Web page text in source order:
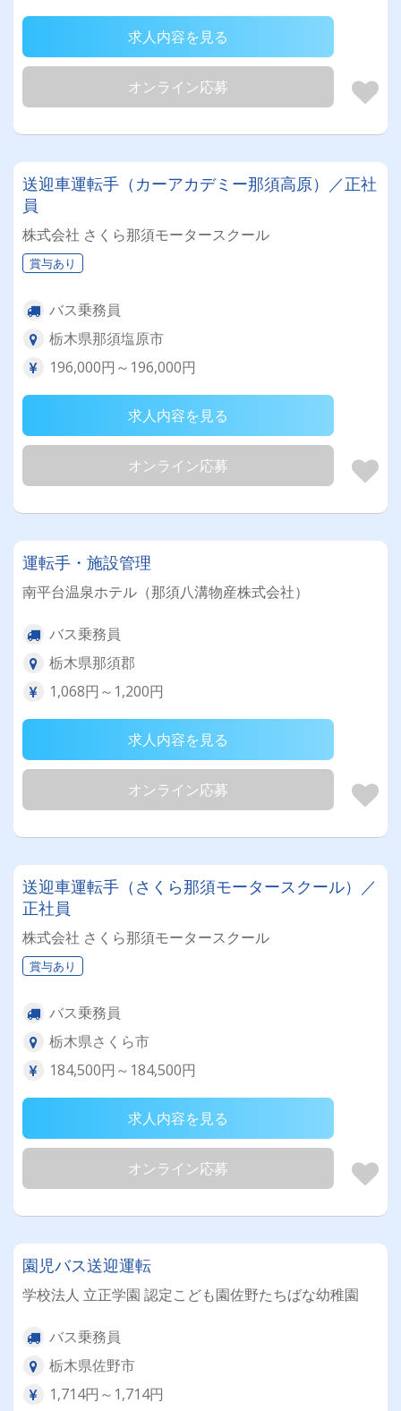
求人内容を見る
オンライン応募
送迎車運転手（カーアカデミー那須高原）／正社
員
株式会社 さくら那須モータースクール
賞与あり
バス乗務員
栃木県那須塩原市
196,000円～196,000円
求人内容を見る
オンライン応募
運転手・施設管理
南平台温泉ホテル（那須八溝物産株式会社）
バス乗務員
栃木県那須郡
1,068円～1,200円
求人内容を見る
オンライン応募
送迎車運転手（さくら那須モータースクール）／
正社員
株式会社 さくら那須モータースクール
賞与あり
バス乗務員
栃木県さくら市
184,500円～184,500円
求人内容を見る
オンライン応募
園児バス送迎運転
学校法人 立正学園 認定こども園佐野たちばな幼稚園
バス乗務員
栃木県佐野市
1,714円～1,714円